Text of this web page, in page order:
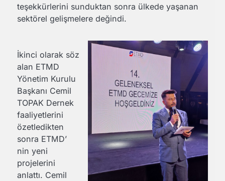
teşekkürlerini sunduktan sonra ülkede yaşanan
sektörel gelişmelere değindi.
İkinci olarak söz
alan ETMD
Yönetim Kurulu
Başkanı Cemil
TOPAK Dernek
faaliyetlerini
özetledikten
sonra ETMD’
nin yeni
projelerini
anlattı. Cemil